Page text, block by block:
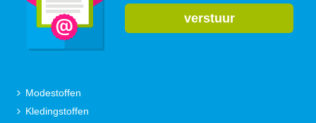
verstuur
Modestoffen
Kledingstoffen